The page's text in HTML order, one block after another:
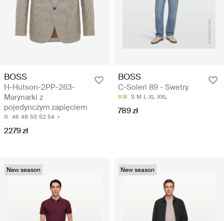
BOSS
H-Hutson-2PP-263-
Marynarki z
pojedynczym zapięciem
46 48 50 52 54
2279 zł
BOSS
C-Soleri 89 - Swetry
S M L XL XXL
789 zł
New season New season